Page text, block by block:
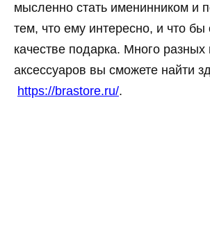
мысленно стать именинником и
тем, что ему интересно, и что бы
качестве подарка. Много разных
аксессуаров вы сможете найти
https://brastore.ru/.